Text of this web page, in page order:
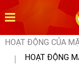
HOẠT ĐỘNG CỦA
HOẠT ĐỘNG